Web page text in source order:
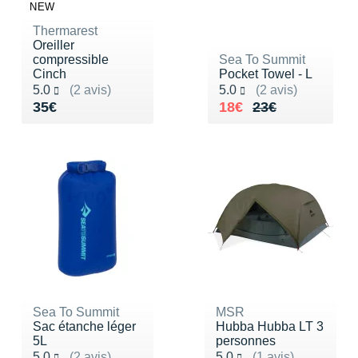
NEW
Thermarest
Oreiller
compressible
Cinch
5.0
(2 avis)
Noté 5.0 sur 5
35€
Vendu 35€
Sea To Summit
Pocket Towel - L
5.0
(2 avis)
Noté 5.0 sur 5
23€
Au lieu de 23€
18€
Vendu 18€
Sea To Summit
Sac étanche léger
5L
MSR
Hubba Hubba LT 3
personnes
Raidlight
Reebok
Salomon
Saucony
Speedo